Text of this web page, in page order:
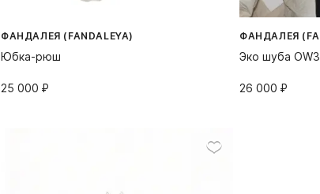
ФАНДАЛЕЯ (FANDALEYA)
Юбка-рюш
25 000⁠ ⁠₽
ФАНДАЛЕЯ
Эко шуба OW3
26 000⁠ ⁠₽